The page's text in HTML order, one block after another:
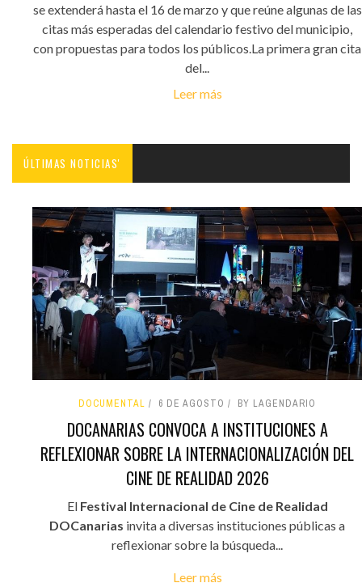
se extenderá hasta el 16 de marzo y que reúne algunas de las
citas más esperadas del calendario festivo del municipio,
con propuestas para todos los públicos.La primera gran cita
del...
Leer más
ÚLTIMAS NOTICIAS'
DOCUMENTAL 6 DE AGOSTO BY LAGENDARIO
DOCANARIAS CONVOCA A INSTITUCIONES A
REFLEXIONAR SOBRE LA INTERNACIONALIZACIÓN DEL
CINE DE REALIDAD 2026
El Festival Internacional de Cine de Realidad
DOCanarias invita a diversas instituciones públicas a
reflexionar sobre la búsqueda...
Leer más